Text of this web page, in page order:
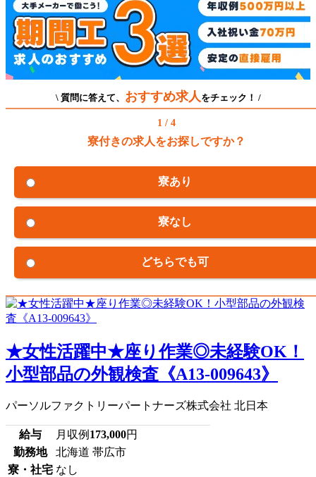
\ 質問に答えて、 おすすめ求人 をチェック！ /
1 / 4
寮付きの求人をお探しですか？
寮あり
寮なし
どちらでも可
★女性活躍中★座り作業◎未経験OK！
小型部品の外観検査《A13-009643》
パーソルファクトリーパートナーズ株式会社 北日本
給与 月収例 173,000円
勤務地
北海道 帯広市
寮・社宅 なし